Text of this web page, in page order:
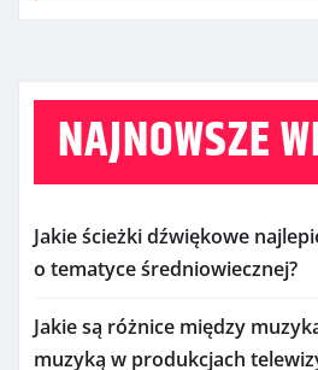
NAJNOWSZE
Jakie ścieżki dźwiękowe
o tematyce średniowiecznej?
Jakie są różnice między
muzyką w produkcjach